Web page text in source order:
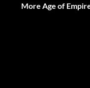
More Age of